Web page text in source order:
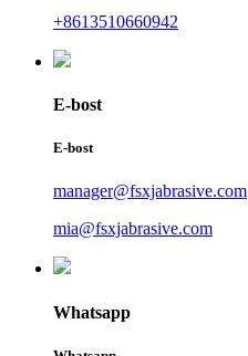
+8613510660942
E-bost
E-bost
manager@fsxjabrasive.com
mia@fsxjabrasive.com
Whatsapp